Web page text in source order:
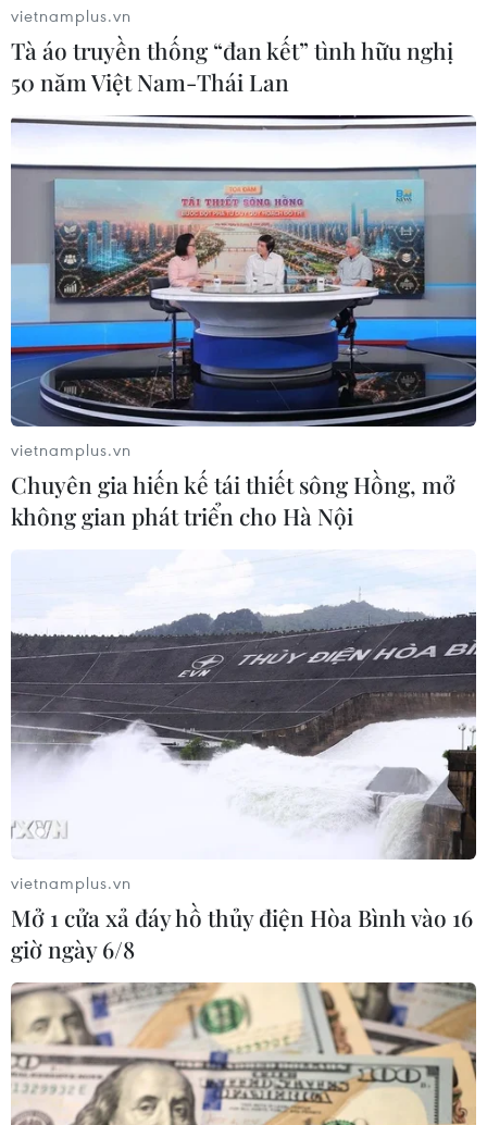
#Máy ảnh không gương lật
#mirroless
#Canon EOS R3
#EOS 3 #Ra mắt EOS R3
Theo dõi VietnamPlus
TIN LIÊN QUAN
Khởi động chương trình bình chọn sản
phẩm công nghệ nổi bật năm
Tạp chí Nghe Nhìn Việt Nam vừa khởi chạy chương
trình "Bình chọn sản phẩm công nghệ nổi bật của năm
2019".
vietnamplus.vn
Tà áo truyền thống “đan kết” tình hữu nghị
50 năm Việt Nam-Thái Lan
vietnamplus.vn
Chuyên gia hiến kế tái thiết sông Hồng, mở
không gian phát triển cho Hà Nội
vietnamplus.vn
Mở 1 cửa xả đáy hồ thủy điện Hòa Bình vào 16
giờ ngày 6/8